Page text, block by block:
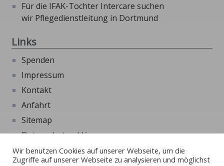
Für die IFAK-Tochter Intercare suchen
wir Pflegedienstleitung in Dortmund
Links
Spenden
Impressum
Kontakt
Anfahrt
Sitemap
Datenschutzerklärung
Beschwerdeformular
Wir benutzen Cookies auf unserer Webseite, um die
Zugriffe auf unserer Webseite zu analysieren und möglichst